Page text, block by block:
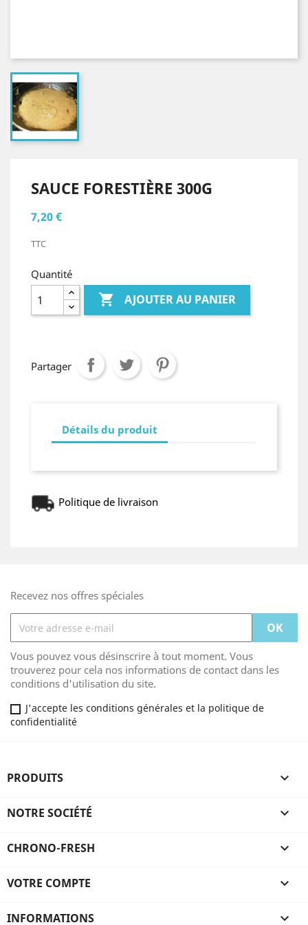
SAUCE FORESTIÈRE 300G
7,20 €
TTC
Quantité
 AJOUTER AU PANIER
Partager
Détails du produit
Politique de livraison
Recevez nos offres spéciales
Vous pouvez vous désinscrire à tout moment. Vous
trouverez pour cela nos informations de contact dans les
conditions d'utilisation du site.
J'accepte les conditions générales et la politique de
confidentialité
PRODUITS 
NOTRE SOCIÉTÉ 
CHRONO-FRESH 
VOTRE COMPTE 
INFORMATIONS 